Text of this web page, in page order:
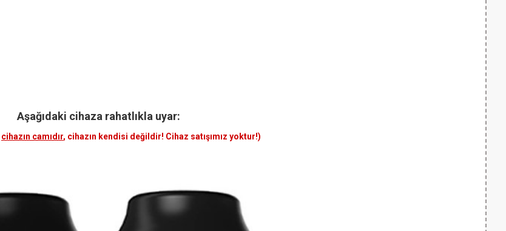
Aşağıdaki cihaza rahatlıkla uyar:
cihazın camıdır, cihazın kendisi değildir! Cihaz satışımız yoktur!)